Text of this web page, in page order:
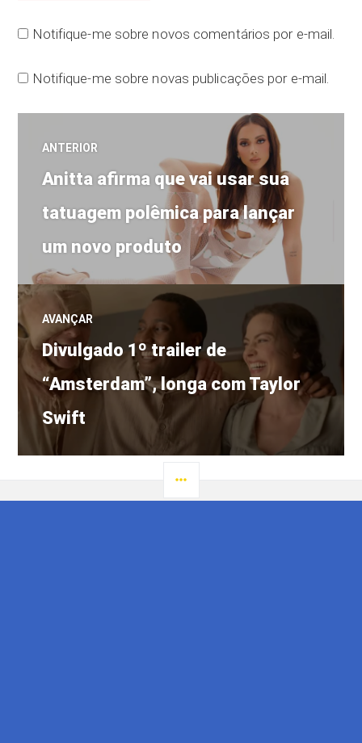
Notifique-me sobre novos comentários por e-mail.
Notifique-me sobre novas publicações por e-mail.
Navegação
de
Post
ANTERIOR
Post
anterior:
Anitta afirma que vai usar sua
tatuagem polêmica para lançar
um novo produto
AVANÇAR
Próximo
post:
Divulgado 1º trailer de
“Amsterdam”, longa com Taylor
Swift